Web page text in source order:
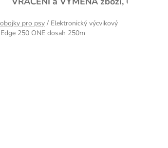
pro psy / Elektronický výcvikový
250 ONE dosah 250m